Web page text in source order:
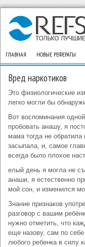
ГЛАВНАЯ НОВЫЕ РЕФЕРАТЫ
Вред наркотиков
Это физиологические
легко могли бы
Вот воспоминания
пробовать анашу, я
мама тогда не
засыпала, и, самое
всегда было плохое
елый день я могла не
анаши, я естественно
мой сон, и изменился
Знание признаков
разговор с вашим
нужно отметить, что
еще назову, сам по
любого ребенка в силу